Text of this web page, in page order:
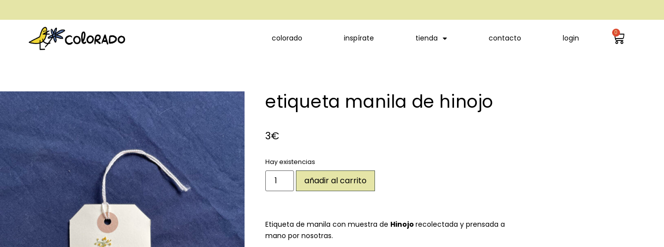
envío gratis a partir de 28€
colorado inspírate tienda contacto login
0
etiqueta manila de hinojo
3€
Hay existencias
añadir al carrito
Etiqueta de manila con muestra de Hinojo recolectada y prensada a
mano por nosotras.